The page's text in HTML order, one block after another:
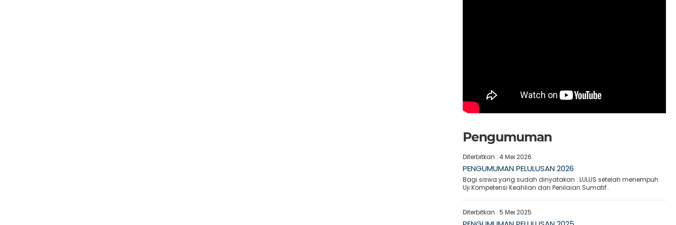
Pengumuman
Diterbitkan :4 Mei 2026
PENGUMUMAN PELULUSAN 2026
Bagi siswa yang sudah dinyatakan : LULUS setelah menempuh
Uji Kompetensi Keahlian dan Penilaian Sumatif..
Diterbitkan :5 Mei 2025